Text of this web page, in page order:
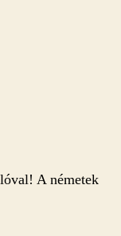
A németek